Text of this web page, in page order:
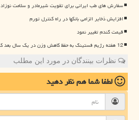
سفارش های طب ایرانی برای تقویت شیرمادر و سلامت نوزاد
افزایش ذخایر الزامی بانکها در راه کنترل تورم
قیمت گندم تغییر نمود
12 هفته رژیم فستینگ به حفظ کاهش وزن در یک سال بعد کمک نماید
نظرات بینندگان در مورد این مطلب
لطفا شما همنظر دهید